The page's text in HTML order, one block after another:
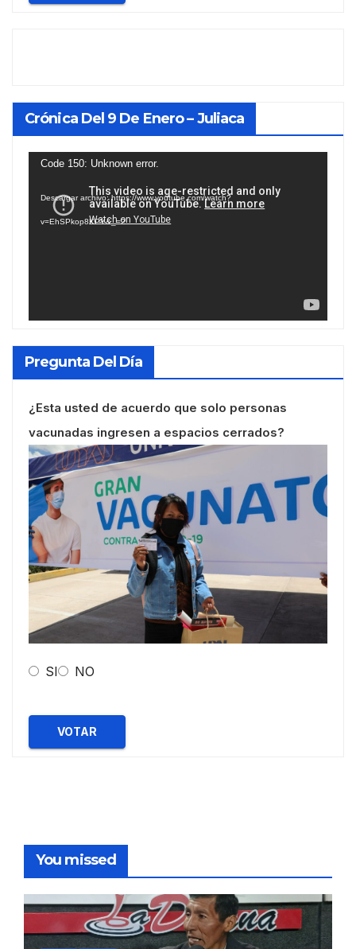
Crónica Del 9 De Enero – Juliaca
Reproductor
vídeo
Code 150: Unknown error.
Descargar archivo: https://www.youtube.com/watch?
v=EhSPkop8KPY&_=2
Pregunta Del Día
¿Esta usted de acuerdo que solo personas
vacunadas ingresen a espacios cerrados?
SI NO
VOTAR
You missed